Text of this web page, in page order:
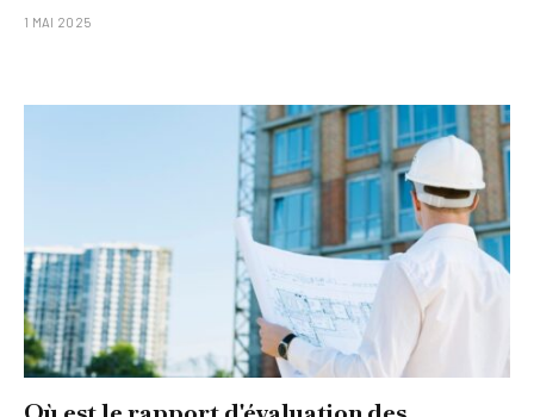
1 MAI 2025